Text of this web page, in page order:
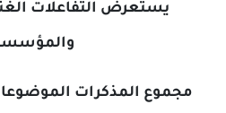
يستعرض التفاعلات الغنية مع
والمؤسسات؛
المذكرات الموضوعاتية،